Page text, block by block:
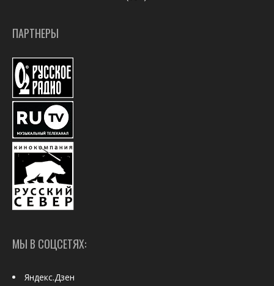
ПАРТНЕРЫ
МЫ В СОЦСЕТЯХ:
Яндекс.Дзен